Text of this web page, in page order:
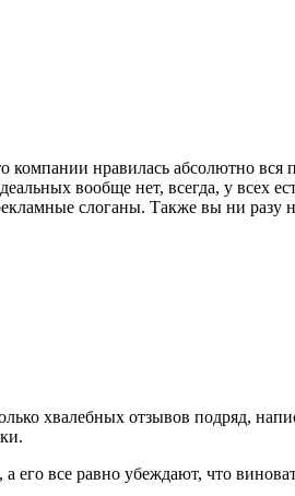
компании нравилась абсолютно
вообще нет, всегда, у всех
слоганы. Также вы ни
хвалебных отзывов подряд,
все равно убеждают, что